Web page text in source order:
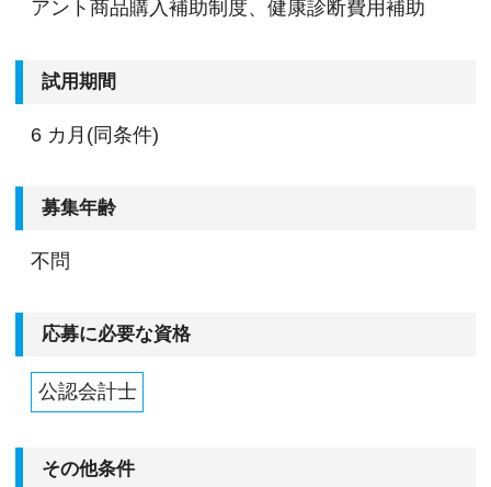
アント商品購入補助制度、健康診断費用補助
試用期間
6 カ月(同条件)
募集年齢
不問
応募に必要な資格
公認会計士
その他条件